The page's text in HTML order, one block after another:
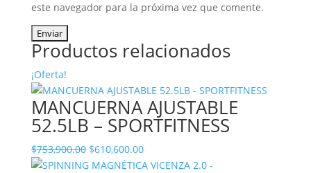
este navegador para la próxima vez que comente.
Productos relacionados
¡Oferta!
MANCUERNA AJUSTABLE
52.5LB – SPORTFITNESS
$753,900.00 El
precio
$610,600.00El
precio